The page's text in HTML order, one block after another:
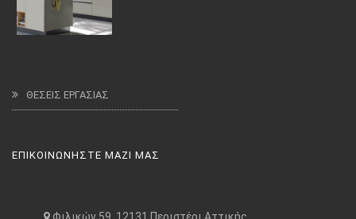
ΘΕΣΕΙΣ ΕΡΓΑΣΙΑΣ
ΕΠΙΚΟΙΝΩΝΗΣΤΕ ΜΑΖΙ ΜΑΣ
Φιλικών 59, 12131 Περιστέρι Αττικής